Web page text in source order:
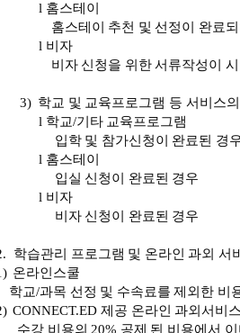
l 홈스테이
홈스테이
추천 및 선정이 완료
l 비자
비자 신청을 위한 서류작성이
3) 학교 및 교육프로그램 등 서비스의
l 학교/기타 교육프로그램
입학 및 참가신청이 완료된 경
l 홈스테이
입실 신청이 완료된 경우
l 비자
비자 신청이 완료된 경우
학습관리 프로그램 및 온라인 과외 서
온라인스쿨
학교/과목 선정 및 수속료를 제외한 비
CONNECT.ED 제공 온라인 과외서비스
수강 비용의 20% 공제 된 비용에서 이